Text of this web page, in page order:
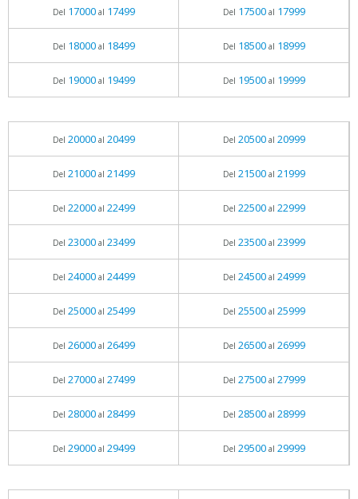
Del 17000al 17499 Del 17500al 17999
Del 18000al 18499 Del 18500al 18999
Del 19000al 19499 Del 19500al 19999
Del 20000al 20499 Del 20500al 20999
Del 21000al 21499 Del 21500al 21999
Del 22000al 22499 Del 22500al 22999
Del 23000al 23499 Del 23500al 23999
Del 24000al 24499 Del 24500al 24999
Del 25000al 25499 Del 25500al 25999
Del 26000al 26499 Del 26500al 26999
Del 27000al 27499 Del 27500al 27999
Del 28000al 28499 Del 28500al 28999
Del 29000al 29499 Del 29500al 29999